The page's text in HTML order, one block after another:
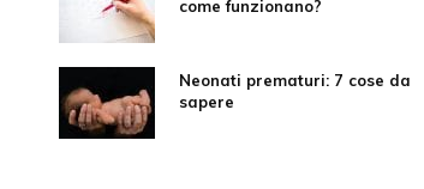
come funzionano?
Neonati prematuri: 7 cose da
sapere